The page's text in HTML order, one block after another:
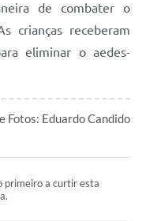
de combater o
crianças receberam
eliminar o aedes-
Fotos: Eduardo Candido
primeiro a curtir esta